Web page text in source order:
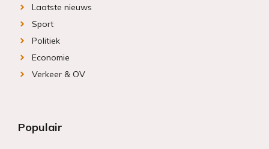
Laatste nieuws
Sport
Politiek
Economie
Verkeer & OV
Populair